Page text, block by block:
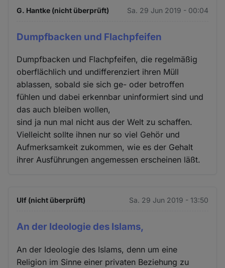
G. Hantke (nicht überprüft) Sa. 29 Jun 2019 - 00:04
Dumpfbacken und Flachpfeifen
Dumpfbacken und Flachpfeifen, die regelmäßig
oberflächlich und undifferenziert ihren Müll
ablassen, sobald sie sich ge- oder betroffen
fühlen und dabei erkennbar uninformiert sind und
das auch bleiben wollen,
sind ja nun mal nicht aus der Welt zu schaffen.
Vielleicht sollte ihnen nur so viel Gehör und
Aufmerksamkeit zukommen, wie es der Gehalt
ihrer Ausführungen angemessen erscheinen läßt.
Ulf (nicht überprüft) Sa. 29 Jun 2019 - 13:50
An der Ideologie des Islams,
An der Ideologie des Islams, denn um eine
Religion im Sinne einer privaten Beziehung zu